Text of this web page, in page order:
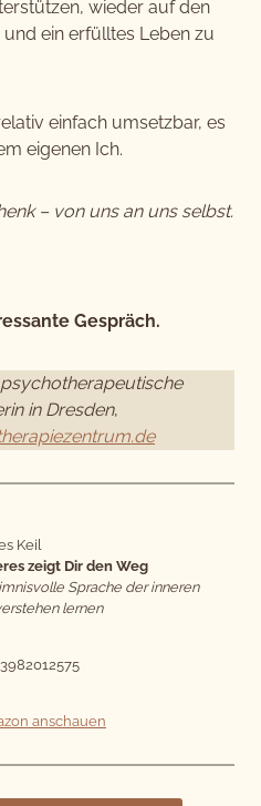
wieder auf den
ein erfülltes Leben zu
einfach umsetzbar, es
eigenen Ich.
– von uns an uns selbst.
Gespräch.
in Dresden,
Keil
zeigt Dir den Weg
Sprache der inneren
lernen
anschauen